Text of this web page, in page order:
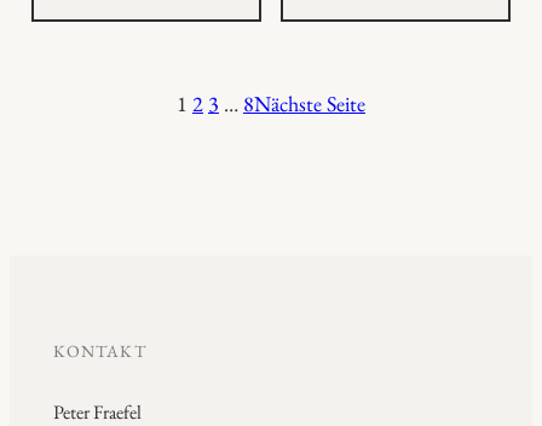
1 2 3 … 8Nächste Seite
KONTAKT
Peter Fraefel